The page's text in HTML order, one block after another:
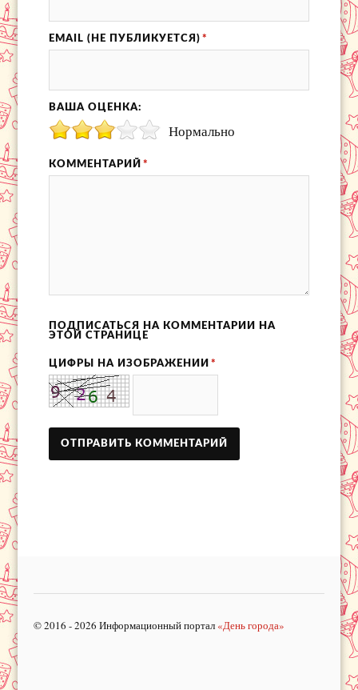
EMAIL (НЕ ПУБЛИКУЕТСЯ) *
ВАША ОЦЕНКА:
Нормально
КОММЕНТАРИЙ *
ПОДПИСАТЬСЯ НА КОММЕНТАРИИ НА
ЭТОЙ СТРАНИЦЕ
ЦИФРЫ НА ИЗОБРАЖЕНИИ *
© 2016 - 2026 Информационный портал «День города»